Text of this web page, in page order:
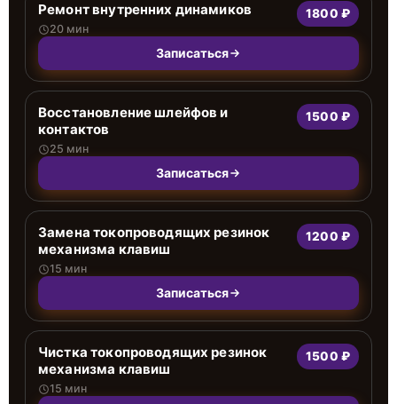
Ремонт внутренних динамиков
20 мин
1800 ₽
Записаться
Восстановление шлейфов и
контактов
25 мин
1500 ₽
Записаться
Замена токопроводящих резинок
механизма клавиш
15 мин
1200 ₽
Записаться
Чистка токопроводящих резинок
механизма клавиш
15 мин
1500 ₽